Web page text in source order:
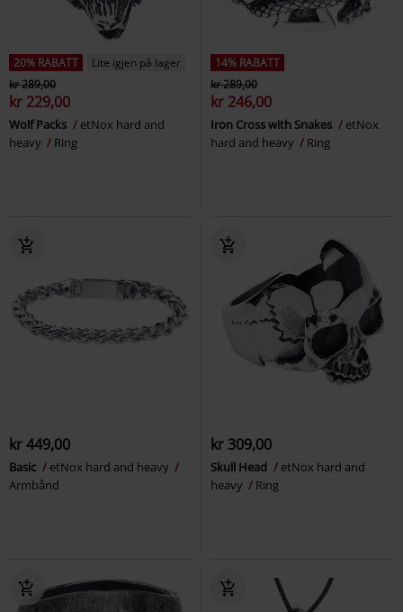
20% RABATT
Lite igjen på lager
kr 289,00
kr 229,00
Wolf Packs
etNox hard and
heavy
Ring
14% RABATT
kr 289,00
kr 246,00
Iron Cross with Snakes
etNox
hard and heavy
Ring
kr 449,00
Basic
etNox hard and heavy
Armbånd
kr 309,00
Skull Head
etNox hard and
heavy
Ring